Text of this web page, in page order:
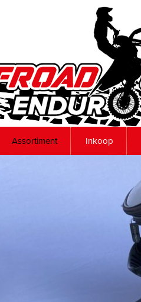
Assortiment Inkoop